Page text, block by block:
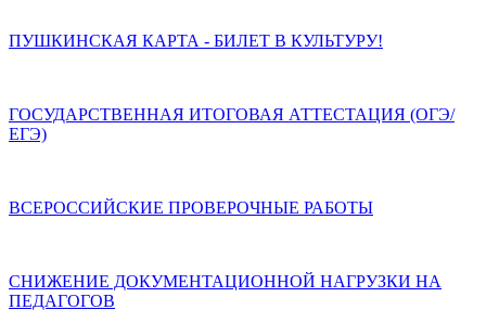
ПУШКИНСКАЯ КАРТА - БИЛЕТ В КУЛЬТУРУ!
ГОСУДАРСТВЕННАЯ ИТОГОВАЯ АТТЕСТАЦИЯ (ОГЭ/
ЕГЭ)
ВСЕРОССИЙСКИЕ ПРОВЕРОЧНЫЕ РАБОТЫ
СНИЖЕНИЕ ДОКУМЕНТАЦИОННОЙ НАГРУЗКИ НА
ПЕДАГОГОВ